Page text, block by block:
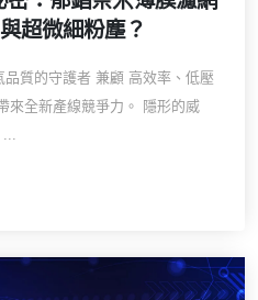
超微細粉塵？
質的守護者 兼顧 高效率、低壓
來全新產線競爭力。 隱形的威
...